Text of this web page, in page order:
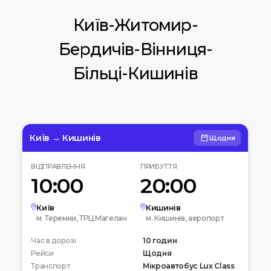
Київ-Житомир-
Бердичів-Вінниця-
Більці-Кишинів
Київ → Кишинів Щодня
ВІДПРАВЛЕННЯ
10:00
Київ
м. Теремки, ТРЦ Магелан
ПРИБУТТЯ
20:00
Кишинів
м. Кишинів, аеропорт
Транспорт Мікроавтобус Lux Class
Час в дорозі
10 годин
Рейси
Щодня